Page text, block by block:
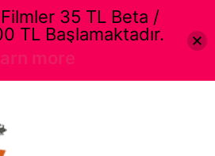
35 TL Beta /
TL Başlamaktadır.
more